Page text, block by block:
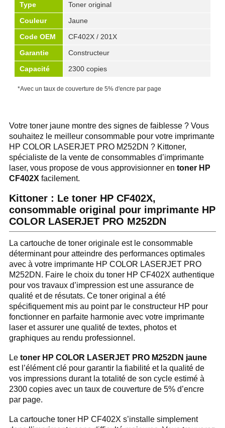
Type
Toner original
Couleur
Jaune
Code OEM
CF402X / 201X
Garantie
Constructeur
Capacité
2300 copies
*Avec un taux de couverture de 5% d'encre par page
Votre toner jaune montre des signes de faiblesse ? Vous
souhaitez le meilleur consommable pour votre imprimante
HP COLOR LASERJET PRO M252DN ? Kittoner,
spécialiste de la vente de consommables d’imprimante
laser, vous propose de vous approvisionner en toner HP
CF402X facilement.
Kittoner : Le toner HP CF402X,
consommable original pour imprimante HP
COLOR LASERJET PRO M252DN
La cartouche de toner originale est le consommable
déterminant pour atteindre des performances optimales
avec à votre imprimante HP COLOR LASERJET PRO
M252DN. Faire le choix du toner HP CF402X authentique
pour vos travaux d’impression est une assurance de
qualité et de résutats. Ce toner original a été
spécifiquement mis au point par le constructeur HP pour
fonctionner en parfaite harmonie avec votre imprimante
laser et assurer une qualité de textes, photos et
graphiques au rendu professionnel.
Le toner HP COLOR LASERJET PRO M252DN jaune
est l’élément clé pour garantir la fiabilité et la qualité de
vos impressions durant la totalité de son cycle estimé à
2300 copies avec un taux de couverture de 5% d’encre
par page.
La cartouche toner HP CF402X s’installe simplement